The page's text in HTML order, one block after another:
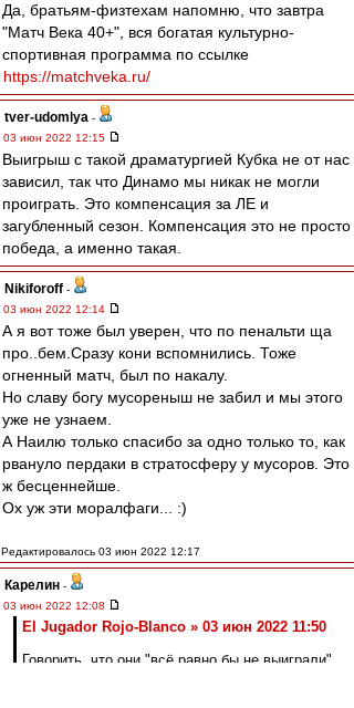
Да, братьям-физтехам напомню, что завтра
"Матч Века 40+", вся богатая культурно-
спортивная программа по ссылке
https://matchveka.ru/
tver-udomlya -
03 июн 2022 12:15
Выигрыш с такой драматургией Кубка не от нас
зависил, так что Динамо мы никак не могли
проиграть. Это компенсация за ЛЕ и
загубленный сезон. Компенсация это не просто
победа, а именно такая.
Nikiforoff -
03 июн 2022 12:14
А я вот тоже был уверен, что по пенальти ща
про..бем.Сразу кони вспомнились. Тоже
огненный матч, был по накалу.
Но славу богу мусореныш не забил и мы этого
уже не узнаем.
А Наилю только спасибо за одно только то, как
рвануло пердаки в стратосферу у мусоров. Это
ж бесценнейше.
Ох уж эти моралфаги... :)
Редактировалось 03 июн 2022 12:17
Карелин -
03 июн 2022 12:08
El Jugador Rojo-Blanco » 03 июн 2022 11:50
Говорить, что они "всё равно бы не выиграли"